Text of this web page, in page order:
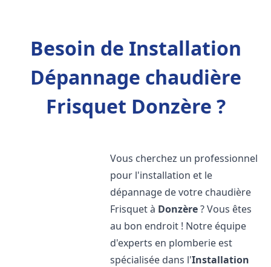
Besoin de Installation
Dépannage chaudière
Frisquet Donzère ?
Vous cherchez un professionnel
pour l'installation et le
dépannage de votre chaudière
Frisquet à Donzère? Vous êtes
au bon endroit ! Notre équipe
d'experts en plomberie est
spécialisée dans l'Installation